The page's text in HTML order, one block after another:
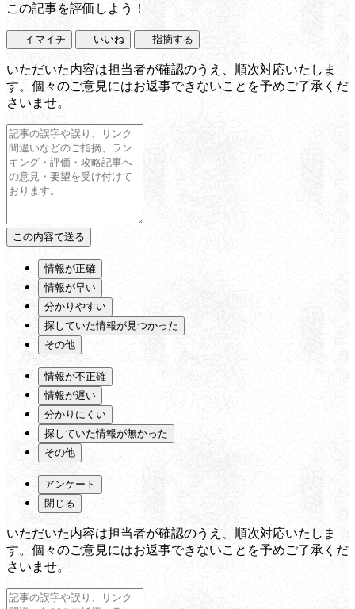
この記事を評価しよう！
イマイチ いいね 指摘する
いただいた内容は担当者が確認のうえ、順次対応いたしま
す。個々のご意見にはお返事できないことを予めご了承くだ
さいませ。
情報が正確
情報が早い
分かりやすい
探していた情報が見つかった
その他
情報が不正確
情報が遅い
分かりにくい
探していた情報が無かった
その他
アンケート
閉じる
いただいた内容は担当者が確認のうえ、順次対応いたしま
す。個々のご意見にはお返事できないことを予めご了承くだ
さいませ。